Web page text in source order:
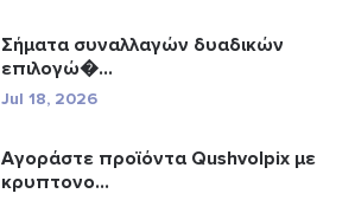
Σήματα συναλλαγών δυαδικών
επιλογώ�...
Jul 18, 2026
Αγοράστε προϊόντα Qushvolpix με
κρυπτονο...